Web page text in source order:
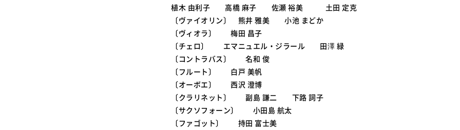
植木 由利子 高橋 麻子 佐瀬 裕美 土田 定克
〔ヴァイオリン〕 熊井 雅美 小池 まどか
〔ヴィオラ〕 梅田 昌子
〔チェロ〕 エマニュエル・ジラール 田澤 緑
〔コントラバス〕 名和 俊
〔フルート〕 白戸 美帆
〔オーボエ〕 西沢 澄博
〔クラリネット〕 副島 謙二 下路 詞子
〔サクソフォーン〕 小田島 航太
〔ファゴット〕 持田 富士美